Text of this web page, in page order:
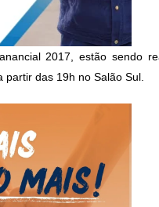
2017, estão sendo
partir das 19h no Salão Sul.